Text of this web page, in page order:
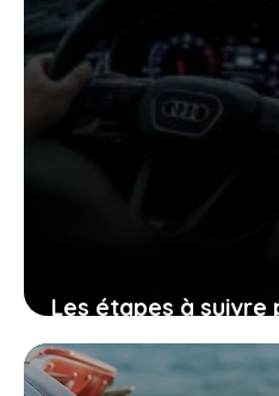
Les étapes à suivre
audi d’occasion à
temps ni d’argent